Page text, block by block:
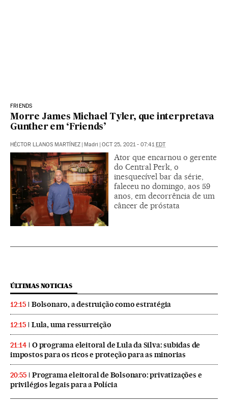
FRIENDS
Morre James Michael Tyler, que interpretava
Gunther em ‘Friends’
HÉCTOR LLANOS MARTÍNEZ | Madri | OCT 25, 2021 - 07:41EDT
Ator que encarnou o gerente
do Central Perk, o
inesquecível bar da série,
faleceu no domingo, aos 59
anos, em decorrência de um
câncer de próstata
ÚLTIMAS NOTICIAS
12:15 Bolsonaro, a destruição como estratégia
12:15 Lula, uma ressurreição
21:14
O programa eleitoral de Lula da Silva: subidas de
impostos para os ricos e proteção para as minorias
20:55
Programa eleitoral de Bolsonaro: privatizações e
privilégios legais para a Polícia